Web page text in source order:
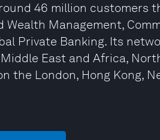
46 million customers
Wealth Management,
Private Banking. Its
East and Africa,
the London, Hong Kong,